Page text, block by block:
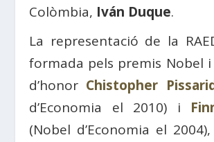
Colòmbia, Iván Duque.
La representació de la
formada pels premis Nobel i
d’honor Chistopher
d’Economia el 2010) i
(Nobel d’Economia el